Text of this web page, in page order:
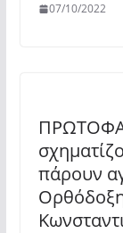
07/10/2022
πάρουν